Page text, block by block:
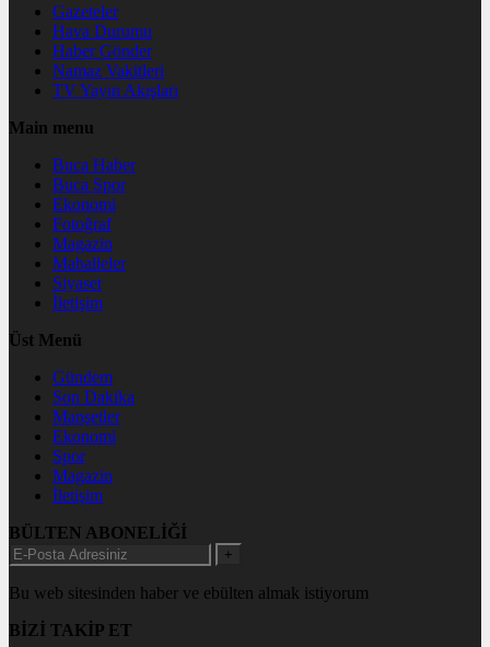
Gazeteler
Hava Durumu
Haber Gönder
Namaz Vakitleri
TV Yayın Akışları
Main menu
Buca Haber
Buca Spor
Ekonomi
Fotoğraf
Magazin
Mahalleler
Siyaset
İletişim
Üst Menü
Gündem
Son Dakika
Manşetler
Ekonomi
Spor
Magazin
İletişim
BÜLTEN ABONELİĞİ
+
Bu web sitesinden haber ve ebülten almak istiyorum
BİZİ TAKİP ET